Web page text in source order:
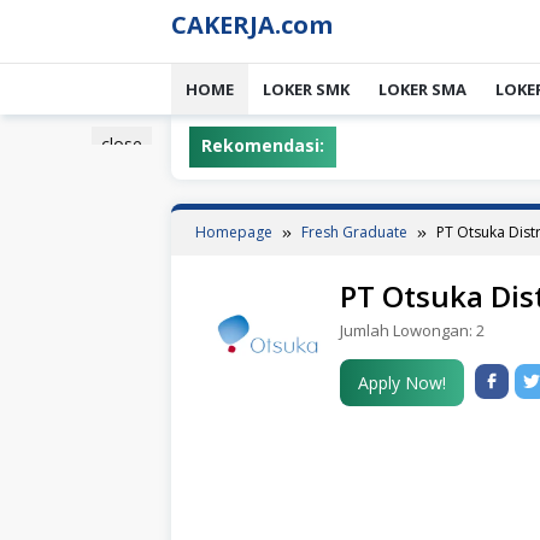
content
CAKERJA.com
HOME LOKER SMK LOKER SMA
close Rekomendasi:
Homepage Fresh Graduate PT Otsuka
PT Otsuka
Jumlah Lowongan: 2
Apply Now!